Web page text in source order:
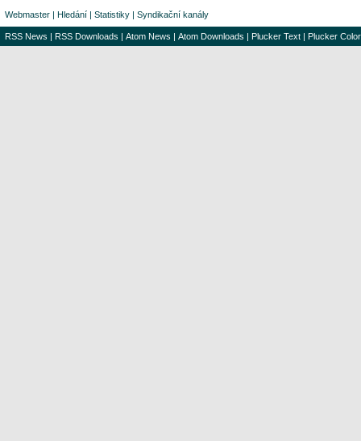
Webmaster | Hledání | Statistiky | Syndikační kanály
RSS News | RSS Downloads | Atom News | Atom Downloads | Plucker Text | Plucker Color